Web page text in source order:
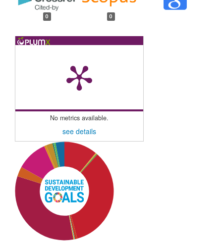
0 0
No metrics available.
see details